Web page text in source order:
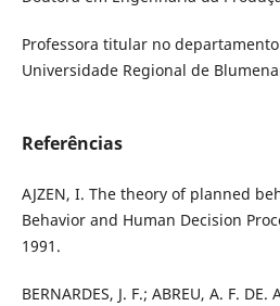
Professora titular no
Universidade Regional de
Referências
AJZEN, I. The theory of planned
Behavior and Human Decision
1991.
BERNARDES, J. F.; ABREU, A. F.